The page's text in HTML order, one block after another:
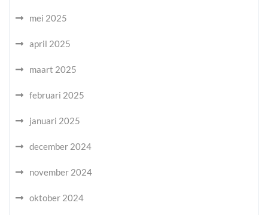
mei 2025
april 2025
maart 2025
februari 2025
januari 2025
december 2024
november 2024
oktober 2024